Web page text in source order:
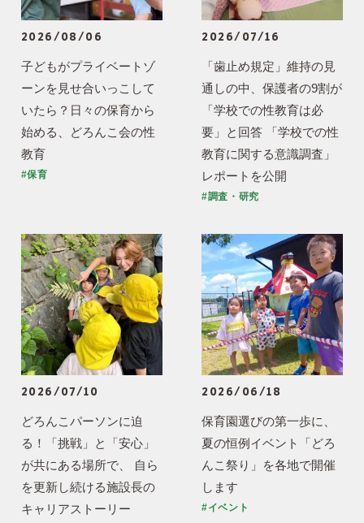
2026/08/06
子どもがプライベートゾ
ーンを見せ合いっこして
いたら？日々の保育から
始める、どろんこ会の性
教育
#保育
2026/07/16
「歯止め規定」維持の見
通しの中、保護者の9割が
「学校での性教育は必
要」と回答 「学校での性
教育に関する意識調査」
レポートを公開
#調査・研究
2026/07/10
どろんこパーソンに迫
る！「挑戦」と「安心」
が共にある場所で、 自ら
を更新し続ける施設長の
キャリアストーリー
2026/06/18
保育園選びの第一歩に、
夏の恒例イベント「どろ
んこ祭り」を各地で開催
します
#イベント